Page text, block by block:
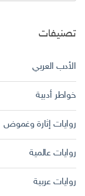
تصنيفات
الأدب العربي
خواطر أدبية
روايات إثارة وغموض
روايات عالمية
روايات عربية